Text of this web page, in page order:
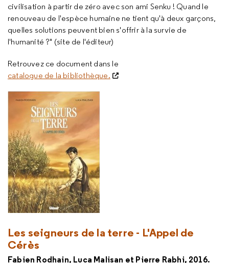
civilisation à partir de zéro avec son ami Senku ! Quand le
renouveau de l'espèce humaine ne tient qu'à deux garçons,
quelles solutions peuvent bien s'offrir à la survie de
l'humanité ?" (site de l'éditeur)
Retrouvez ce document dans le
catalogue de la bibliothèque.
Les seigneurs de la terre - L'Appel de
Cérès
Fabien Rodhain, Luca Malisan et Pierre Rabhi, 2016.